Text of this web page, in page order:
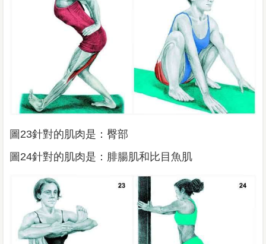
圖23針對的肌肉是：臀部
圖24針對的肌肉是：腓腸肌和比目魚肌